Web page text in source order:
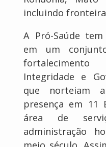
incluindo
A Pró-Saúde
em um
Integridade e
que norteiam
presença em 11
área de
administração